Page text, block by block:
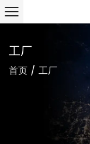
工厂
首页 / 工厂